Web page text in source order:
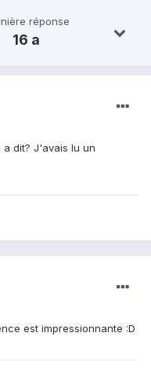
réponse
16 a
dit? J'avais lu un
est impressionnante :D